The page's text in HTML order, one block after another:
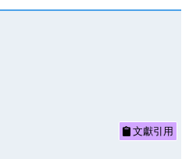
文獻引用